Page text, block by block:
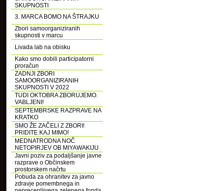
SKUPNOSTI
3. MARCA BOMO NA ŠTRAJKU
Zbori samoorganiziranih
skupnosti v marcu
Livada lab na obisku
Kako smo dobili participatorni
proračun
ZADNJI ZBORI
SAMOORGANIZIRANIH
SKUPNOSTI V 2022
TUDI OKTOBRA ZBORUJEMO.
VABLJENI!
SEPTEMBRSKE RAZPRAVE NA
KRATKO
SMO ŽE ZAČELI Z ZBORI!
PRIDITE KAJ MIMO!
MEDNATRODNA NOČ
NETOPIRJEV OB MIYAWAKIJU
Javni poziv za podaljšanje javne
razprave o Občinskem
prostorskem načrtu
Pobuda za ohranitev za javno
zdravje pomembnega in